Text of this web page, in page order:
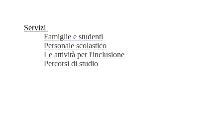
Servizi
Famiglie e studenti
Personale scolastico
Le attività per l'inclusione
Percorsi di studio